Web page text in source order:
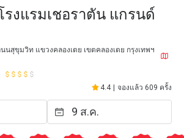
รงแรมเชอราตัน แกรนด์
นสุขุมวิท แขวงคลองเตย เขตคลองเตย กรุงเทพฯ
4.4 จองแล้ว 609 ครั้ง